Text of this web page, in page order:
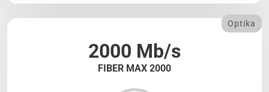
2000 Mb/s
FIBER MAX 2000
Optika